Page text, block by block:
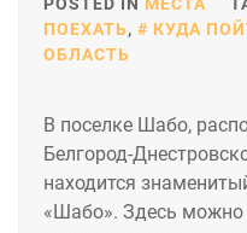
ПОЕХАТЬ, КУДА
ОБЛАСТЬ
В поселке Шабо,
Белгород-
находится
«Шабо». Здесь можно